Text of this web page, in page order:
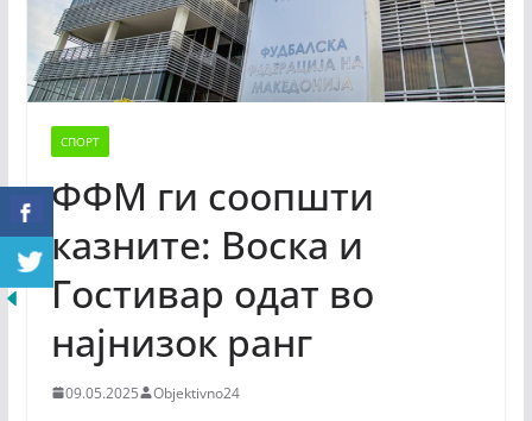
СПОРТ
ФФМ ги соопшти
казните: Воска и
Гостивар одат во
најнизок ранг
09.05.2025 Objektivno24